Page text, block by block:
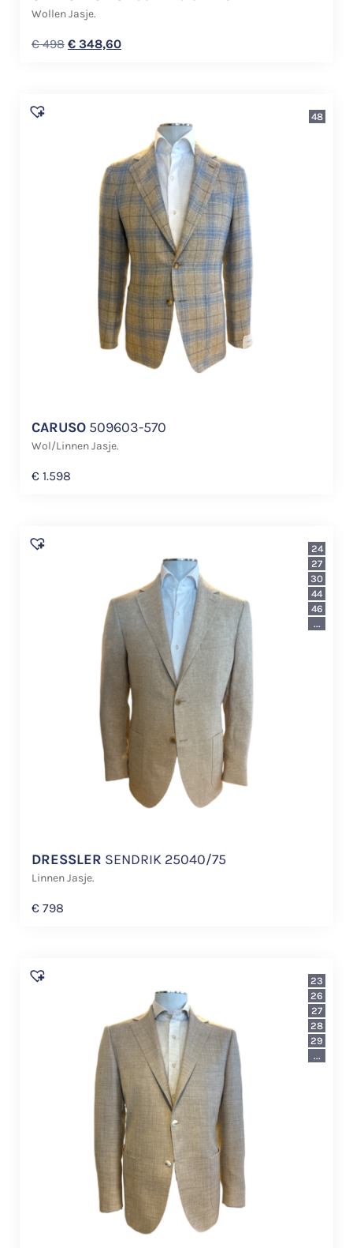
Wollen Jasje.
€498 € 348,60
CARUSO 509603-570
Wol/Linnen Jasje.
€ 1.598
48
DRESSLER SENDRIK 25040/75
Linnen Jasje.
€ 798
24
27
30
44
46
...
23
26
27
28
29
...